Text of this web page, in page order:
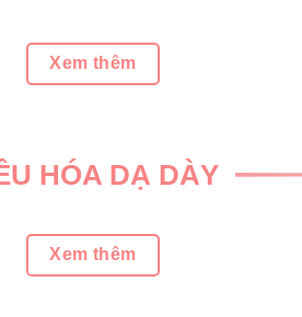
Xem thêm
HÓA DẠ DÀY
Xem thêm